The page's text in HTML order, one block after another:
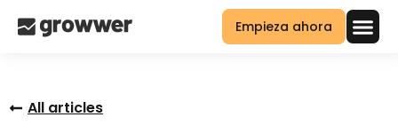
Empieza ahora
All articles